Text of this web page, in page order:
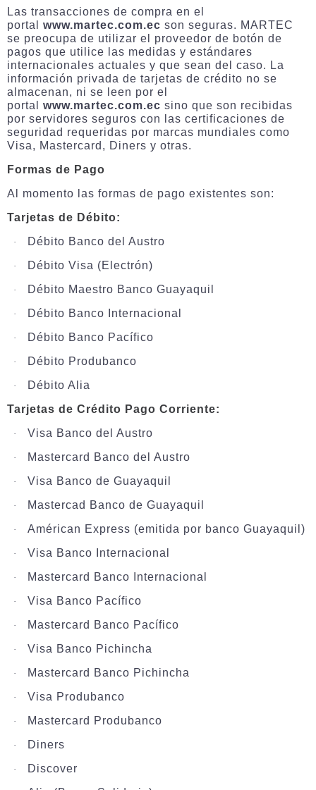
Las transacciones de compra en el
portal www.martec.com.ec son seguras. MARTEC
se preocupa de utilizar el proveedor de botón de
pagos que utilice las medidas y estándares
internacionales actuales y que sean del caso. La
información privada de tarjetas de crédito no se
almacenan, ni se leen por el
portal www.martec.com.ec sino que son recibidas
por servidores seguros con las certificaciones de
seguridad requeridas por marcas mundiales como
Visa, Mastercard, Diners y otras.
Formas de Pago
Al momento las formas de pago existentes son:
Tarjetas de Débito:
· Débito Banco del Austro
· Débito Visa (Electrón)
· Débito Maestro Banco Guayaquil
· Débito Banco Internacional
· Débito Banco Pacífico
· Débito Produbanco
·
Débito Alia
Tarjetas de Crédito Pago Corriente:
· Visa Banco del Austro
· Mastercard Banco del Austro
· Visa Banco de Guayaquil
· Mastercad Banco de Guayaquil
· Américan Express (emitida por banco Guayaquil)
· Visa Banco Internacional
· Mastercard Banco Internacional
· Visa Banco Pacífico
· Mastercard Banco Pacífico
· Visa Banco Pichincha
· Mastercard Banco Pichincha
· Visa Produbanco
· Mastercard Produbanco
· Diners
· Discover